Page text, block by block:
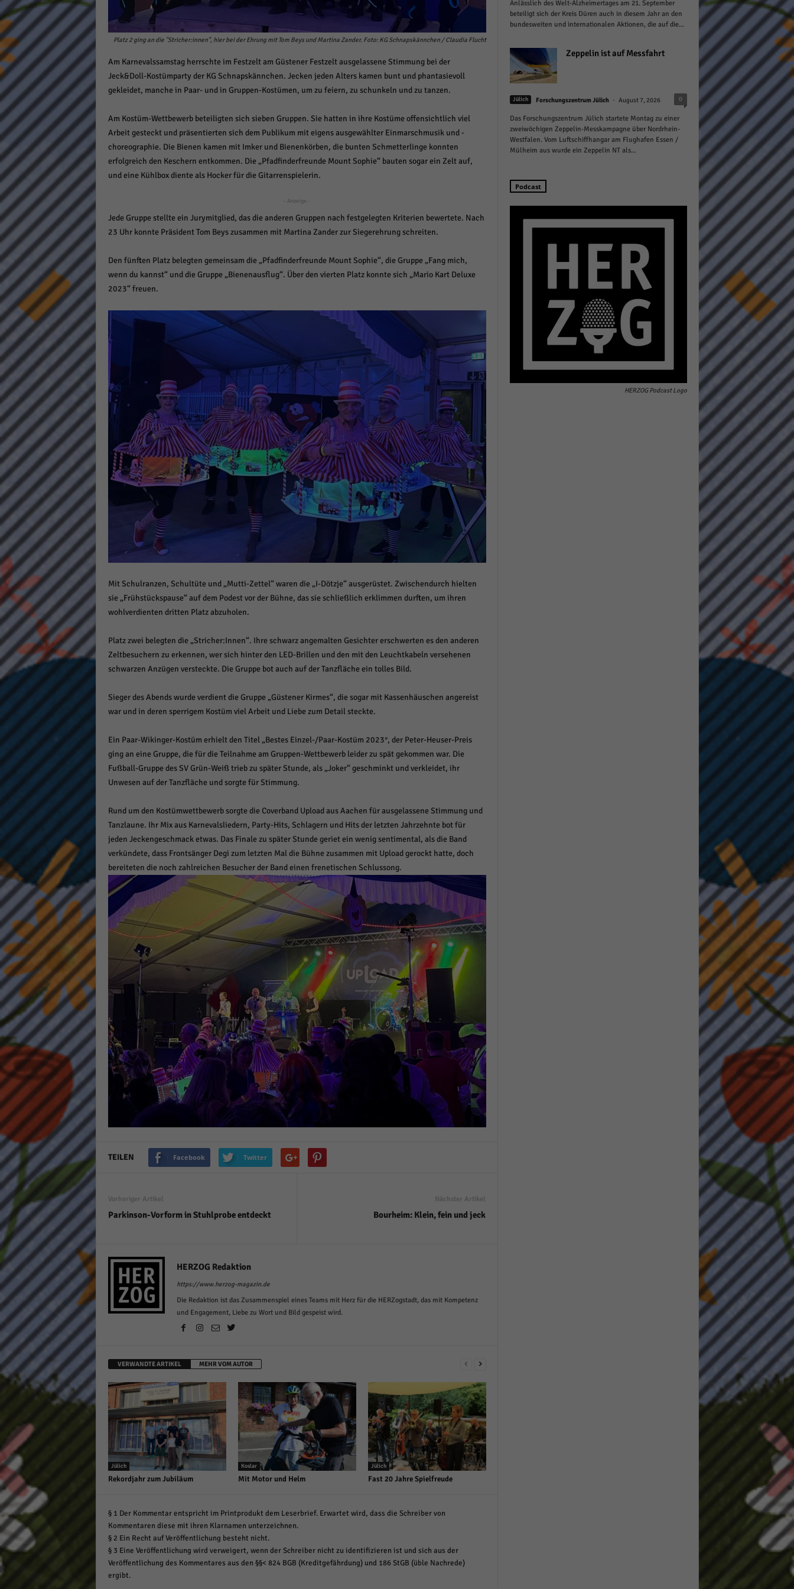
Platz 2 ging an die "Stricher:innen", hier bei der Ehrung mit Tom Beys und Martina Zander. Foto: KG Schnapskännchen / Claudia Flucht
Am Karnevalssamstag herrschte im Festzelt am Güstener Festzelt ausgelassene Stimmung bei der
Jeck&Doll-Kostümparty der KG Schnapskännchen. Jecken jeden Alters kamen bunt und phantasievoll
gekleidet, manche in Paar- und in Gruppen-Kostümen, um zu feiern, zu schunkeln und zu tanzen.
Am Kostüm-Wettbewerb beteiligten sich sieben Gruppen. Sie hatten in ihre Kostüme offensichtlich viel
Arbeit gesteckt und präsentierten sich dem Publikum mit eigens ausgewählter Einmarschmusik und -
choreographie. Die Bienen kamen mit Imker und Bienenkörben, die bunten Schmetterlinge konnten
erfolgreich den Keschern entkommen. Die „Pfadfinderfreunde Mount Sophie“ bauten sogar ein Zelt auf,
und eine Kühlbox diente als Hocker für die Gitarrenspielerin.
- Anzeige -
Jede Gruppe stellte ein Jurymitglied, das die anderen Gruppen nach festgelegten Kriterien bewertete. Nach
23 Uhr konnte Präsident Tom Beys zusammen mit Martina Zander zur Siegerehrung schreiten.
Den fünften Platz belegten gemeinsam die „Pfadfinderfreunde Mount Sophie“, die Gruppe „Fang mich,
wenn du kannst“ und die Gruppe „Bienenausflug“. Über den vierten Platz konnte sich „Mario Kart Deluxe
2023“ freuen.
Mit Schulranzen, Schultüte und „Mutti-Zettel“ waren die „I-Dötzje“ ausgerüstet. Zwischendurch hielten
sie „Frühstückspause“ auf dem Podest vor der Bühne, das sie schließlich erklimmen durften, um ihren
wohlverdienten dritten Platz abzuholen.
Platz zwei belegten die „Stricher:Innen“. Ihre schwarz angemalten Gesichter erschwerten es den anderen
Zeltbesuchern zu erkennen, wer sich hinter den LED-Brillen und den mit den Leuchtkabeln versehenen
schwarzen Anzügen versteckte. Die Gruppe bot auch auf der Tanzfläche ein tolles Bild.
Sieger des Abends wurde verdient die Gruppe „Güstener Kirmes“, die sogar mit Kassenhäuschen angereist
war und in deren sperrigem Kostüm viel Arbeit und Liebe zum Detail steckte.
Ein Paar-Wikinger-Kostüm erhielt den Titel „Bestes Einzel-/Paar-Kostüm 2023″, der Peter-Heuser-Preis
ging an eine Gruppe, die für die Teilnahme am Gruppen-Wettbewerb leider zu spät gekommen war. Die
Fußball-Gruppe des SV Grün-Weiß trieb zu später Stunde, als „Joker“ geschminkt und verkleidet, ihr
Unwesen auf der Tanzfläche und sorgte für Stimmung.
Rund um den Kostümwettbewerb sorgte die Coverband Upload aus Aachen für ausgelassene Stimmung und
Tanzlaune. Ihr Mix aus Karnevalsliedern, Party-Hits, Schlagern und Hits der letzten Jahrzehnte bot für
jeden Jeckengeschmack etwas. Das Finale zu später Stunde geriet ein wenig sentimental, als die Band
verkündete, dass Frontsänger Degi zum letzten Mal die Bühne zusammen mit Upload gerockt hatte, doch
bereiteten die noch zahlreichen Besucher der Band einen frenetischen Schlussong.
TEILEN Facebook Twitter
Vorheriger Artikel
Parkinson-Vorform in Stuhlprobe entdeckt
Nächster Artikel
Bourheim: Klein, fein und jeck
HERZOG Redaktion
https://www.herzog-magazin.de
Die Redaktion ist das Zusammenspiel eines Teams mit Herz für die HERZogstadt, das mit Kompetenz
und Engagement, Liebe zu Wort und Bild gespeist wird.
VERWANDTE ARTIKEL MEHR VOM AUTOR
Jülich
Rekordjahr zum Jubiläum
Koslar
Mit Motor und Helm
Jülich
Fast 20 Jahre Spielfreude
§ 1 Der Kommentar entspricht im Printprodukt dem Leserbrief. Erwartet wird, dass die Schreiber von
Kommentaren diese mit ihren Klarnamen unterzeichnen.
§ 2 Ein Recht auf Veröffentlichung besteht nicht.
§ 3 Eine Veröffentlichung wird verweigert, wenn der Schreiber nicht zu identifizieren ist und sich aus der
Veröffentlichung des Kommentares aus den §§< 824 BGB (Kreditgefährdung) und 186 StGB (üble Nachrede)
ergibt.
Anlässlich des Welt-Alzheimertages am 21. September
beteiligt sich der Kreis Düren auch in diesem Jahr an den
bundesweiten und internationalen Aktionen, die auf die...
Zeppelin ist auf Messfahrt
Jülich Forschungszentrum Jülich - August 7, 2026 0
Das Forschungszentrum Jülich startete Montag zu einer
zweiwöchigen Zeppelin-Messkampagne über Nordrhein-
Westfalen. Vom Luftschiffhangar am Flughafen Essen /
Mülheim aus wurde ein Zeppelin NT als...
Podcast
HERZOG Podcast Logo
Datenschutzeinstellungen
Essenzielle Cookies ermöglichen grundlegende Funktionen und sind für die einwandfreie
Cookie-Informationen anzeigen
Statistiken (1)
wie unsere Besucher unsere Website nutzen.
Cookie-Informationen anzeigen
Marketing (1)
Marketing-Cookies werden von Drittanbietern oder Publishern verwendet, um personalisierte
Werbung anzuzeigen. Sie tun dies, indem sie Besucher über Websites hinweg verfolgen.
Externe Medien (6)
Wenn Cookies von externen Medien akzeptiert werden, bedarf der Zugriff auf diese Inhalte
keiner manuellen Einwilligung mehr.
powered by Borlabs Cookie Impressum